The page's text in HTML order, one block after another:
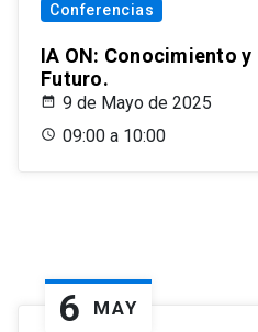
Conferencias
IA ON: Conocimiento
Futuro.
9 de Mayo de 2025
09:00 a 10:00
6 MAY